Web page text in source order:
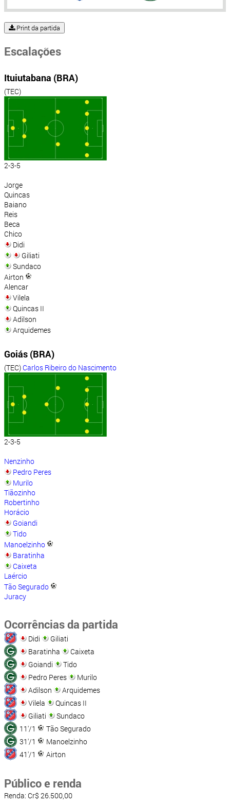
Print da partida
Escalações
Ituiutabana (BRA)
(TEC)
2-3-5
Jorge
Quincas
Baiano
Reis
Beca
Chico
Didi
Giliati
Sundaco
Airton
Alencar
Vilela
Quincas II
Adilson
Arquidemes
Goiás (BRA)
(TEC) Carlos Ribeiro do Nascimento
2-3-5
Nenzinho
Pedro Peres
Murilo
Tiãozinho
Robertinho
Horácio
Goiandi
Tido
Manoelzinho
Baratinha
Caixeta
Laércio
Tão Segurado
Juracy
Ocorrências da partida
Didi
Giliati
Baratinha
Caixeta
Goiandi
Tido
Pedro Peres
Murilo
Adilson
Arquidemes
Vilela
Quincas II
Giliati
Sundaco
11'/1
Tão Segurado
31'/1
Manoelzinho
41'/1
Airton
Público e renda
Renda: Cr$ 26.500,00